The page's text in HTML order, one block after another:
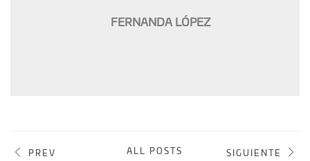
FERNANDA LÓPEZ
PREV ALL POSTS SIGUIENTE